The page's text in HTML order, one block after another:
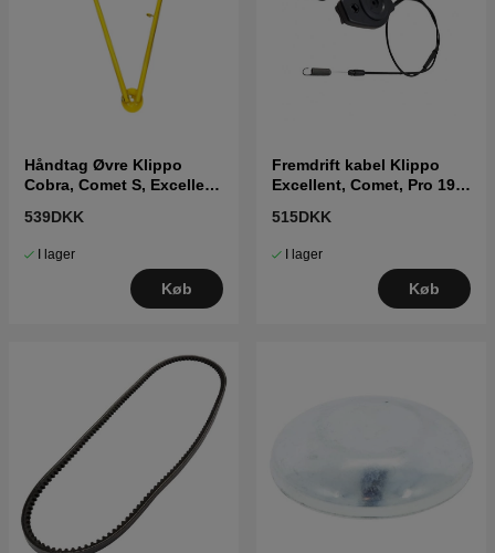
Håndtag Øvre Klippo
Cobra, Comet S, Excellent
539DKK
I lager
Køb
Fremdrift kabel Klippo
Excellent, Comet, Pro 19,
515DKK
I lager
Køb